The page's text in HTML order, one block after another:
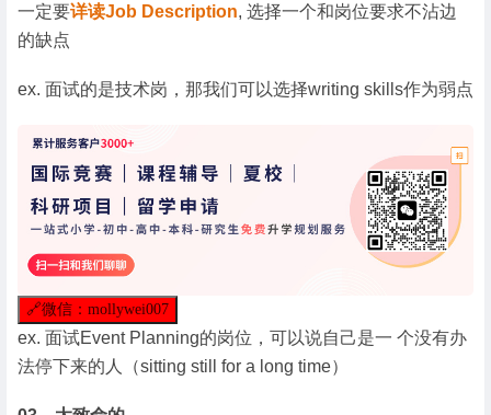
一定要详读Job Description, 选择一个和岗位要求不沾边
的缺点
ex. 面试的是技术岗，那我们可以选择writing skills作为弱点
🔗微信：mollywei007
ex. 面试Event Planning的岗位，可以说自己是一 个没有办
法停下来的人（sitting still for a long time）